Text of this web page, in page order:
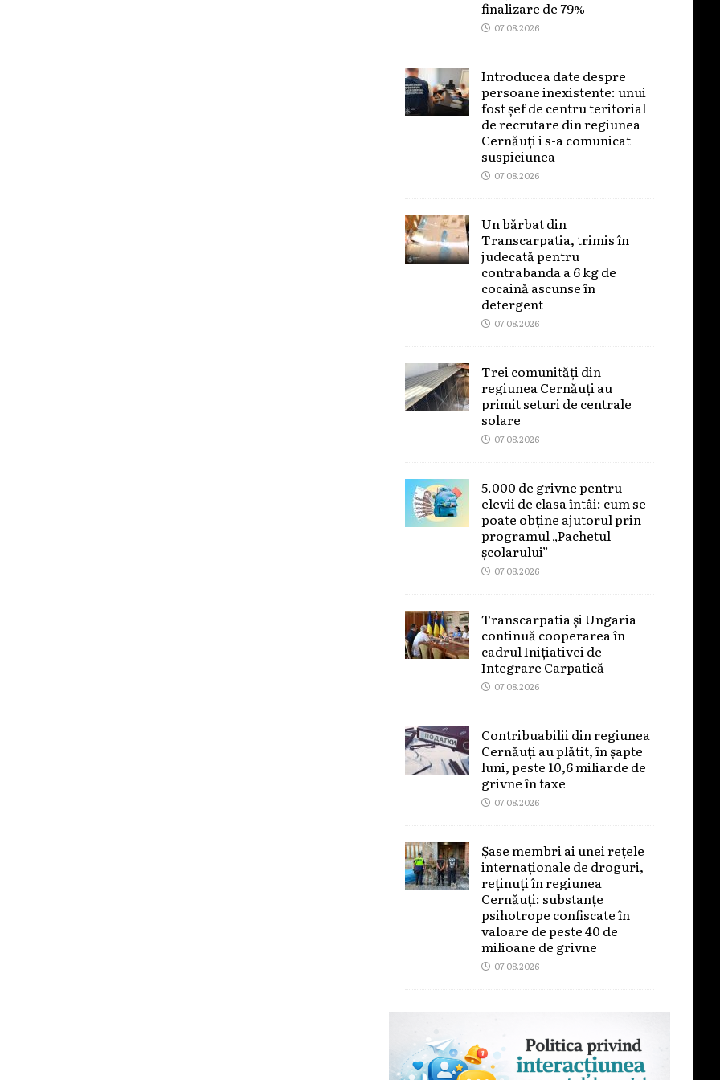
finalizare de 79%
07.08.2026
Introducea date despre
persoane inexistente: unui
fost șef de centru teritorial
de recrutare din regiunea
Cernăuți i s-a comunicat
suspiciunea
07.08.2026
Un bărbat din
Transcarpatia, trimis în
judecată pentru
contrabanda a 6 kg de
cocaină ascunse în
detergent
07.08.2026
Trei comunități din
regiunea Cernăuți au
primit seturi de centrale
solare
07.08.2026
5.000 de grivne pentru
elevii de clasa întâi: cum se
poate obține ajutorul prin
programul „Pachetul
școlarului”
07.08.2026
Transcarpatia și Ungaria
continuă cooperarea în
cadrul Inițiativei de
Integrare Carpatică
07.08.2026
Contribuabilii din regiunea
Cernăuți au plătit, în șapte
luni, peste 10,6 miliarde de
grivne în taxe
07.08.2026
Șase membri ai unei rețele
internaționale de droguri,
reținuți în regiunea
Cernăuți: substanțe
psihotrope confiscate în
valoare de peste 40 de
milioane de grivne
07.08.2026